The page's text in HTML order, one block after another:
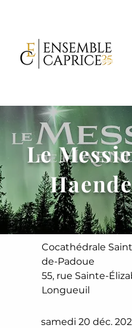
Le
Cocathédrale
de-Padoue
55, rue Sainte-
Longueuil
samedi 20 déc.